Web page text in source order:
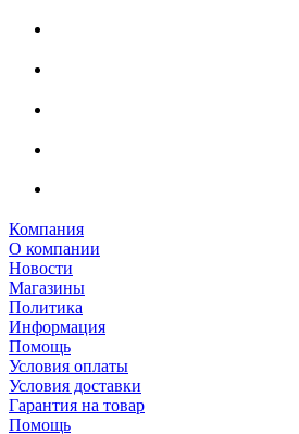
Компания
О компании
Новости
Магазины
Политика
Информация
Помощь
Условия оплаты
Условия доставки
Гарантия на товар
Помощь